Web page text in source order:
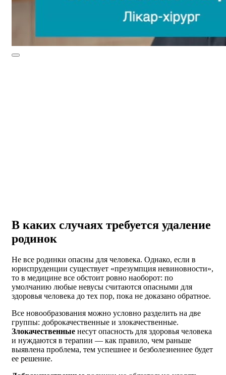
В каких случаях требуется удаление
родинок
Не все родинки опасны для человека. Однако, если в
юриспруденции существует «презумпция невиновности»,
то в медицине все обстоит ровно наоборот: по
умолчанию любые невусы считаются опасными для
здоровья человека до тех пор, пока не доказано обратное.
Все новообразования можно условно разделить на две
группы: доброкачественные и злокачественные.
Злокачественные несут опасность для здоровья человека
и нуждаются в терапии — как правило, чем раньше
выявлена проблема, тем успешнее и безболезненнее будет
ее решение.